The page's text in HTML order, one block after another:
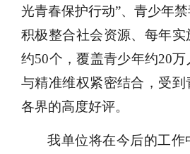
在涉诉青少年心理援助、青
光青春保护行动”、青少年
积极整合社会资源、每年实
约50个，覆盖青少年约20万
各界的高度好评。